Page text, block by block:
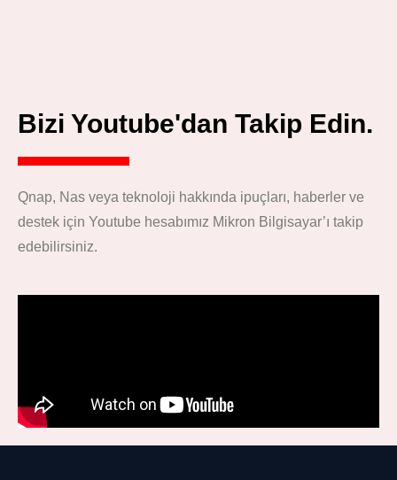
Bizi Youtube'dan Takip Edin.
Qnap, Nas veya teknoloji hakkında ipuçları, haberler ve
destek için Youtube hesabımız Mikron Bilgisayar’ı takip
edebilirsiniz.